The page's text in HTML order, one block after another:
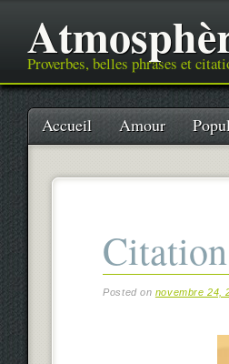
Proverbes, belles phrases et
Main menu
SkipAccueil Amour
Posted on novembre 24,